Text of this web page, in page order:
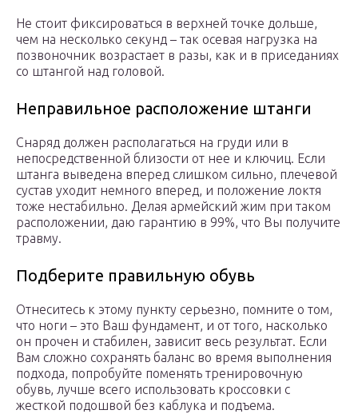
Не стоит фиксироваться в верхней точке дольше,
чем на несколько секунд – так осевая нагрузка на
позвоночник возрастает в разы, как и в приседаниях
со штангой над головой.
Неправильное расположение штанги
Снаряд должен располагаться на груди или в
непосредственной близости от нее и ключиц. Если
штанга выведена вперед слишком сильно, плечевой
сустав уходит немного вперед, и положение локтя
тоже нестабильно. Делая армейский жим при таком
расположении, даю гарантию в 99%, что Вы получите
травму.
Подберите правильную обувь
Отнеситесь к этому пункту серьезно, помните о том,
что ноги – это Ваш фундамент, и от того, насколько
он прочен и стабилен, зависит весь результат. Если
Вам сложно сохранять баланс во время выполнения
подхода, попробуйте поменять тренировочную
обувь, лучше всего использовать кроссовки с
жесткой подошвой без каблука и подъема.